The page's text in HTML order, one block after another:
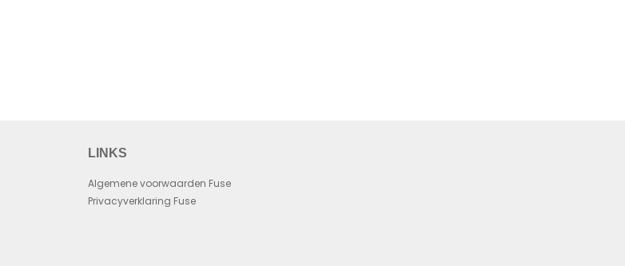
LINKS
Algemene voorwaarden Fuse
Privacyverklaring Fuse